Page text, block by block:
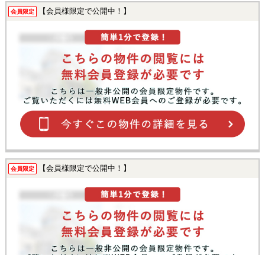
会員限定 【会員様限定で公開中！】
会員限定 【会員様限定で公開中！】